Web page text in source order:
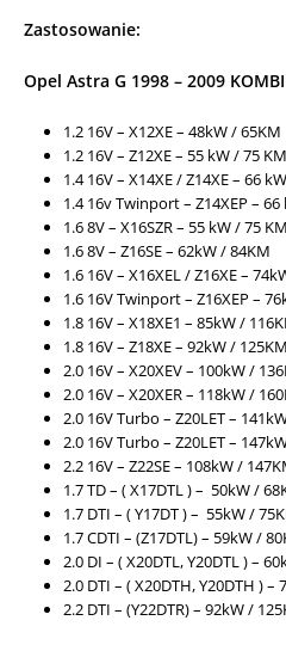
Zastosowanie:
Opel Astra G 1998 – 2009 KOMBI
1.2 16V – X12XE – 48kW / 65KM
1.2 16V – Z12XE – 55 kW / 75 KM
1.4 16V – X14XE / Z14XE – 66
1.4 16v Twinport – Z14XEP – 66
1.6 8V – X16SZR – 55 kW / 75 KM
1.6 8V – Z16SE – 62kW / 84KM
1.6 16V – X16XEL / Z16XE –
1.6 16V Twinport – Z16XEP –
1.8 16V – X18XE1 – 85kW /
1.8 16V – Z18XE – 92kW / 125KM
2.0 16V – X20XEV – 100kW /
2.0 16V – X20XER – 118kW /
2.0 16V Turbo – Z20LET –
2.0 16V Turbo – Z20LET –
2.2 16V – Z22SE – 108kW /
1.7 TD – ( X17DTL ) – 50kW /
1.7 DTI – ( Y17DT ) – 55kW /
1.7 CDTI – (Z17DTL) – 59kW /
2.0 DI – ( X20DTL, Y20DTL ) –
2.0 DTI – ( X20DTH, Y20DTH ) –
2.2 DTI – (Y22DTR) – 92kW /